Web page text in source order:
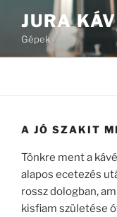
Tartalomhoz
JURA
Gépek
A JÓ SZAKIT
Tönkre ment a
alapos ecetezés
rossz dologban,
kisfiam születése